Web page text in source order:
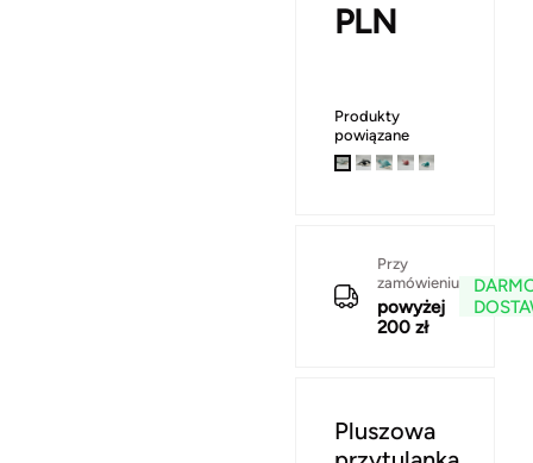
PLN
Produkty
powiązane
Przy
zamówieniu
powyżej
200 zł
Pluszowa